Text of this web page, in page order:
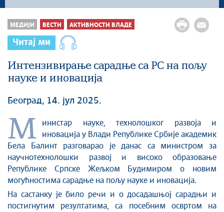
Влада Србије
Активности премијера
Активности потпредседника
Активности Владе
Косово и Метохија
Политика
Стоп корупцији
Култура и вера
Спорт
Конференције за новинаре
Интервјуи
Линкови
Издвојене теме
МЕДИЈИ ВЕСТИ АКТИВНОСТИ ВЛАДЕ
Читај ми
Интензивирање сарадње са РС на пољу
науке и иновација
Београд, 14. јул 2025.
М
инистар науке, технолошког развоја и
иновација у Влади Републике Србије академик
Бела Балинт разговарао је данас са министром за
научнотехнолошки развој и високо образовање
Републике Српске Жељком Будимиром о новим
могућностима сарадње на пољу науке и иновација.
На састанку је било речи и о досадашњој сарадњи и
постигнутим резултатима, са посебним освртом на